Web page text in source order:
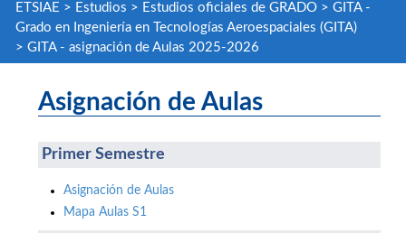
ETSIAE > Estudios > Estudios oficiales de GRADO> GITA -
Grado en Ingeniería en Tecnologías Aeroespaciales (GITA)
> GITA - asignación de Aulas 2025-2026
Asignación de Aulas
Primer Semestre
Asignación de Aulas
Mapa Aulas S1